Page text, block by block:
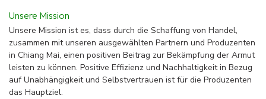
Unsere Mission
Unsere Mission ist es, dass durch die Schaffung von Handel,
zusammen mit unseren ausgewählten Partnern und Produzenten
in Chiang Mai, einen positiven Beitrag zur Bekämpfung der Armut
leisten zu können. Positive Effizienz und Nachhaltigkeit in Bezug
auf Unabhängigkeit und Selbstvertrauen ist für die Produzenten
das Hauptziel.